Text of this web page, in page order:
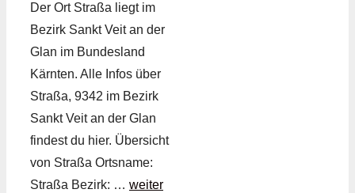
Der Ort Straßa liegt im
Bezirk Sankt Veit an der
Glan im Bundesland
Kärnten. Alle Infos über
Straßa, 9342 im Bezirk
Sankt Veit an der Glan
findest du hier. Übersicht
von Straßa Ortsname:
Straßa Bezirk: … weiter